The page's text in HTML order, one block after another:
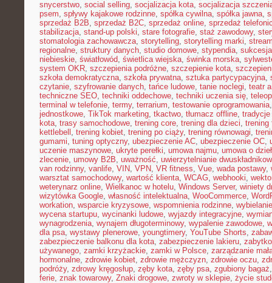
snycerstwo, social selling, socjalizacja kota, socjalizacja
psem, spływy kajakowe rodzinne, spółka cywilna, spółka jawna,
sprzedaż B2B, sprzedaż B2C, sprzedaż online, sprzedaż
stabilizacja, stand-up polski, stare fotografie, staż zawodowy,
stomatologia zachowawcza, storytelling, storytelling marki,
regionalne, struktury danych, studio domowe, stypendia,
niebieskie, światłowód, świetlica wiejska, świnka morska,
system OKR, szczepienia podróżne, szczepienie kota,
szkoła demokratyczna, szkoła prywatna, sztuka partycypacyjna,
czytanie, szyfrowanie danych, tańce ludowe, tanie noclegi, teatr
techniczne SEO, techniki oddechowe, techniki uczenia się,
terminal w telefonie, termy, terrarium, testowanie oprogramowania
jednostkowe, TikTok marketing, tkactwo, tłumacz offline, tradycje
kota, trasy samochodowe, trening core, trening dla dzieci, trening
kettlebell , trening kobiet, trening po ciąży, trening równowagi,
gumami, tuning optyczny, ubezpieczenie AC, ubezpieczenie OC,
uczenie maszynowe, ukryte perełki, umowa najmu, umowa o
zlecenie, umowy B2B, uważność, uwierzytelnianie
van rodzinny, vanlife, VIN, VPN, VR fitness, Vue, wada postawy,
warsztat samochodowy, wartość klienta, WCAG, webhooki,
weterynarz online, Wielkanoc w hotelu, Windows Server, winiety
wizytówka Google, własność intelektualna, WooCommerce,
workation, wsparcie kryzysowe, wspomnienia rodzinne,
wycena startupu, wycinanki ludowe, wyjazdy integracyjne,
wynagrodzenia, wynajem długoterminowy, wypalenie zawodowe,
dla psa, wystawy plenerowe, youngtimery, YouTube Shorts,
zabezpieczenie balkonu dla kota, zabezpieczenie lakieru,
używanego, zamki krzyżackie, zamki w Polsce, zarządzanie
hormonalne, zdrowie kobiet, zdrowie mężczyzn, zdrowie oczu,
podróży, zdrowy kręgosłup, zęby kota, zęby psa, zgubiony bagaż
ferie, znak towarowy, Znaki drogowe, zwroty w sklepie, życie